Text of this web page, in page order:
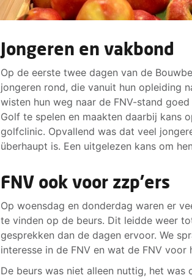
Jongeren en vakbond
Op de eerste twee dagen van de
jongeren rond, die vanuit hun opleiding
wisten hun weg naar de FNV-stand
Golf te spelen en maakten daarbij kans
golfclinic. Opvallend was dat veel
überhaupt is. Een uitgelezen kans om
FNV ook voor zzp'ers
Op woensdag en donderdag waren er
te vinden op de beurs. Dit leidde weer
gesprekken dan de dagen ervoor.We
interesse in de FNV en wat de FNV voor
De beurs was niet alleen nuttig, het was